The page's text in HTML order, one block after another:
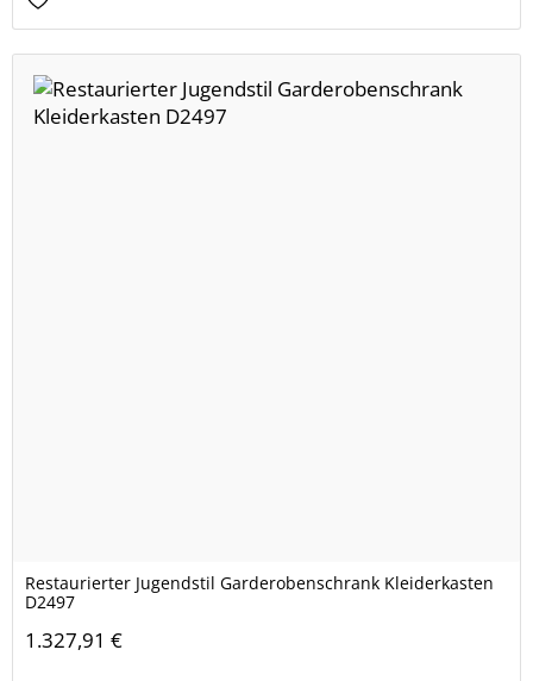
Restaurierter Jugendstil Garderobenschrank Kleiderkasten
D2497
1.327,91 €